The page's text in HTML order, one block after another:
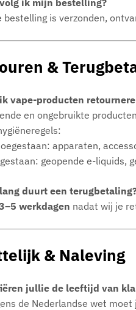
bestelling is verzonden,
&
vape-producten
en ongebruikte
apparaten,
geopende e-liquids,
duurt een
werkdagen nadat wij je
& Naleving
jullie de leeftijd van
de Nederlandse wet